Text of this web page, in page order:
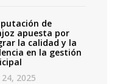
de
apuesta por
la calidad y la
en la gestión
2025